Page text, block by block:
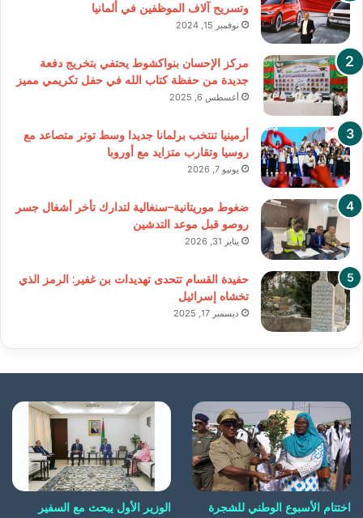
وتسريح آلاف الموظفين في ألمانيا
نوفمبر 15, 2024
مركز الإحسان بنواكشوط يحتفي بتخريج دفعة
جديدة من حفظة كتاب الله في حفل تكريمي مميز
أغسطس 6, 2025
أرمينيا تنتخب برلمانا جديدا وسط توتر متصاعد مع
روسيا وتقارب متزايد مع أوروبا
يونيو 7, 2026
ضغوط موريتانية–سنغالية لتدارك تأخر أشغال جسر
روصو قبل موعد التدشين
يناير 31, 2026
حفيدة القسام تتحدى تهديدات بن غفير: الرمز الذي
تخشاه إسرائيل
ديسمبر 17, 2025
اختتام الأسبوع الوطني للشجرة
الوزير الأول يبحث مع السفير